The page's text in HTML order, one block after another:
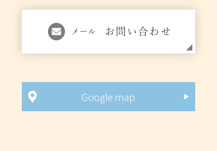
メール お問い合わせ
Google map